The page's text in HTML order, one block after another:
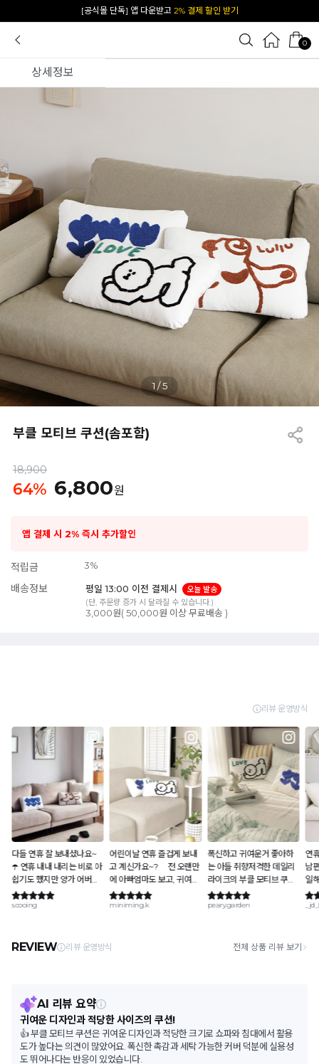
카카오 플친 추가하면1천원 즉시 할인 쿠폰
0
상세정보
1 /5
부클 모티브 쿠션(솜포함)
18,900
64% 6,800원
앱 결제 시 2% 즉시 추가할인
적립금 3%
배송정보 평일 13:00 이전 결제시
오늘 발송
(단, 주문량 증가 시 달라질 수 있습니다.)
3,000원( 50,000원 이상 무료배송 )